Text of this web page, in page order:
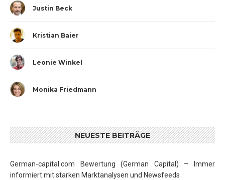
Justin Beck
Kristian Baier
Leonie Winkel
Monika Friedmann
NEUESTE BEITRÄGE
German-capital.com Bewertung (German Capital) – Immer
informiert mit starken Marktanalysen und Newsfeeds